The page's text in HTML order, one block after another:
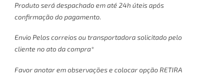
Produto será despachado em até 24h úteis após
confirmação do pagamento.
Envio Pelos correios ou transportadora solicitado pelo
cliente no ato da compra*
Favor anotar em observações e colocar opção RETIRA